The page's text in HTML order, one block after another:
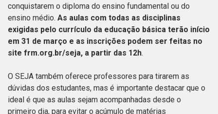
conquistarem o diploma do ensino fundamental ou do
ensino médio. As aulas com todas as disciplinas
exigidas pelo currículo da educação básica terão início
em 31 de março e as inscrições podem ser feitas no
site frm.org.br/seja, a partir das 12h.
O SEJA também oferece professores para tirarem as
dúvidas dos estudantes, mas é importante destacar que o
ideal é que as aulas sejam acompanhadas desde o
primeiro dia, para evitar o acúmulo de matérias